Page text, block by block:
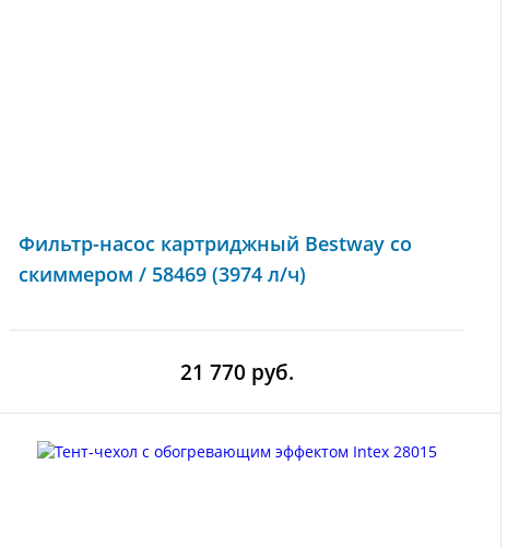
Фильтр-насос картриджный Bestway со
скиммером / 58469 (3974 л/ч)
21 770 руб.